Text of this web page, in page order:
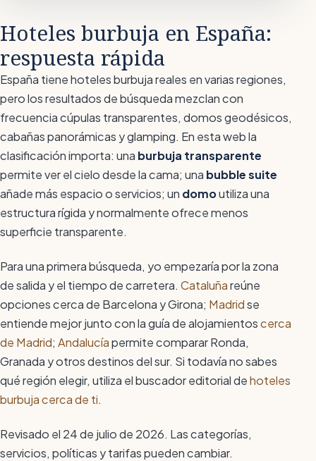
Hoteles burbuja en España:
respuesta rápida
España tiene hoteles burbuja reales en varias regiones,
pero los resultados de búsqueda mezclan con
frecuencia cúpulas transparentes, domos geodésicos,
cabañas panorámicas y glamping. En esta web la
clasificación importa: una burbuja transparente
permite ver el cielo desde la cama; una bubble suite
añade más espacio o servicios; un domoutiliza una
estructura rígida y normalmente ofrece menos
superficie transparente.
Para una primera búsqueda, yo empezaría por la zona
de salida y el tiempo de carretera. Cataluñareúne
opciones cerca de Barcelona y Girona; Madridse
entiende mejor junto con la guía de alojamientoscerca
de Madrid; Andalucíapermite comparar Ronda,
Granada y otros destinos del sur. Si todavía no sabes
qué región elegir, utiliza el buscador editorial dehoteles
burbuja cerca de ti.
Revisado el 24 de julio de 2026. Las categorías,
servicios, políticas y tarifas pueden cambiar.